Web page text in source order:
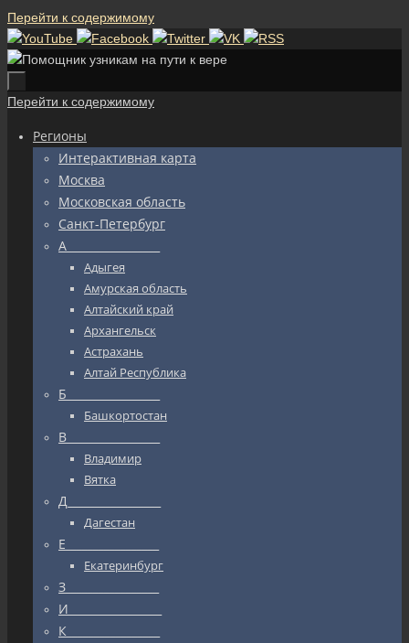
Перейти к содержимому
Перейти к содержимому
Регионы
Интерактивная карта
Москва
Московская область
Санкт-Петербург
А_________________
Адыгея
Амурская область
Алтайский край
Архангельск
Астрахань
Алтай Республика
Б_________________
Башкортостан
В_________________
Владимир
Вятка
Д_________________
Дагестан
Е_________________
Екатеринбург
З_________________
И_________________
К_________________